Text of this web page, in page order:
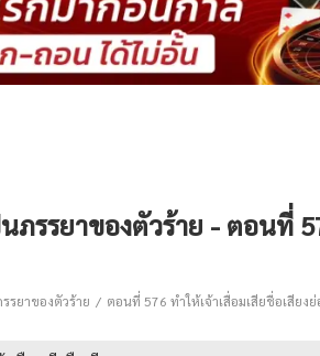
ภรรยาของตัวร้าย - ตอนที่
รยาของตัวร้าย ตอนที่ 576 ทำให้เจ้าเสื่อมเสียชื่อเสียง